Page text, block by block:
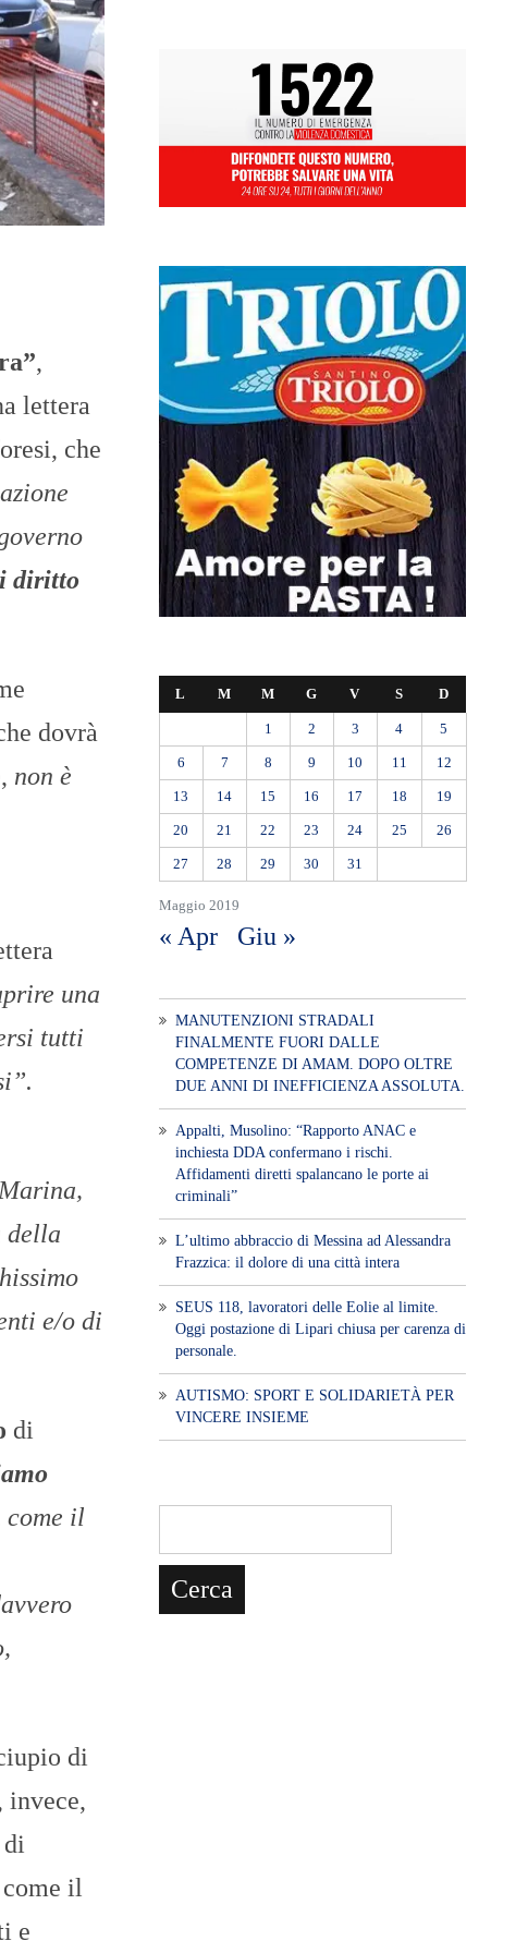
,
lettera
che
diritto
dovrà
non è
una
tutti
della
e/o di
di
come il
di
invece,
il
e
Maggio 2019
L M M G V S D
1 2 3 4 5
6 7 8 9 10 11 12
13 14 15 16 17 18 19
20 21 22 23 24 25 26
27 28 29 30 31
« Apr Giu »
MANUTENZIONI STRADALI
FINALMENTE FUORI DALLE
COMPETENZE DI AMAM. DOPO OLTRE
DUE ANNI DI INEFFICIENZA ASSOLUTA.
​Appalti, Musolino: “Rapporto ANAC e
inchiesta DDA confermano i rischi.
Affidamenti diretti spalancano le porte ai
criminali”
L’ultimo abbraccio di Messina ad Alessandra
Frazzica: il dolore di una città intera
SEUS 118, lavoratori delle Eolie al limite.
Oggi postazione di Lipari chiusa per carenza di
personale.
AUTISMO: SPORT E SOLIDARIETÀ PER
VINCERE INSIEME